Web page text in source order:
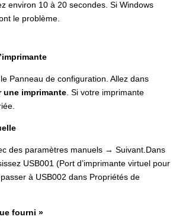
environ 10 à 20 secondes. Si Windows
le problème.
Panneau de configuration. Allez dans
une imprimante . Si votre imprimante
des paramètres manuels → Suivant.Dans
USB001 (Port d’imprimante virtuel pour
à USB002 dans Propriétés de
fourni »